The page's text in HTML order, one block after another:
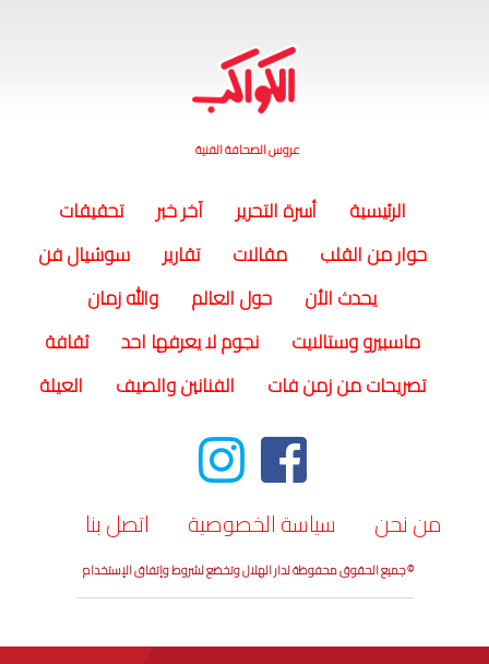
عروس الصحافة الفنية
الرئيسية أسرة التحرير آخر خبر
تحقيقات
حوار من القلب
مقالات تقارير
سوشيال فن
يحدث الأن
حول العالم
والله زمان
ماسبيرو وستالايت
نجوم لا يعرفها احد
ثقافة
تصريحات من زمن فات
الفنانين والصيف العيلة
من نحن سياسة الخصوصية اتصل بنا
© جميع الحقوق محفوظة لدار الهلال وتخضع لشروط وإتفاق الإستخدام